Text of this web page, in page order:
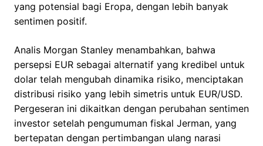
yang potensial bagi Eropa, dengan lebih banyak
sentimen positif.
Analis Morgan Stanley menambahkan, bahwa
persepsi EUR sebagai alternatif yang kredibel untuk
dolar telah mengubah dinamika risiko, menciptakan
distribusi risiko yang lebih simetris untuk EUR/USD.
Pergeseran ini dikaitkan dengan perubahan sentimen
investor setelah pengumuman fiskal Jerman, yang
bertepatan dengan pertimbangan ulang narasi